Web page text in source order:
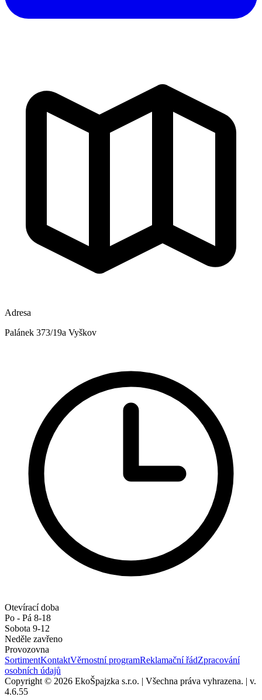
Adresa
Palánek 373/19a Vyškov
Otevírací doba
Po - Pá 8-18
Sobota 9-12
Neděle zavřeno
Provozovna
SortimentKontaktVěrnostní programReklamační řádZpracování
osobních údajů
Copyright © 2026 EkoŠpajzka s.r.o. | Všechna práva vyhrazena. | v.
4.6.55